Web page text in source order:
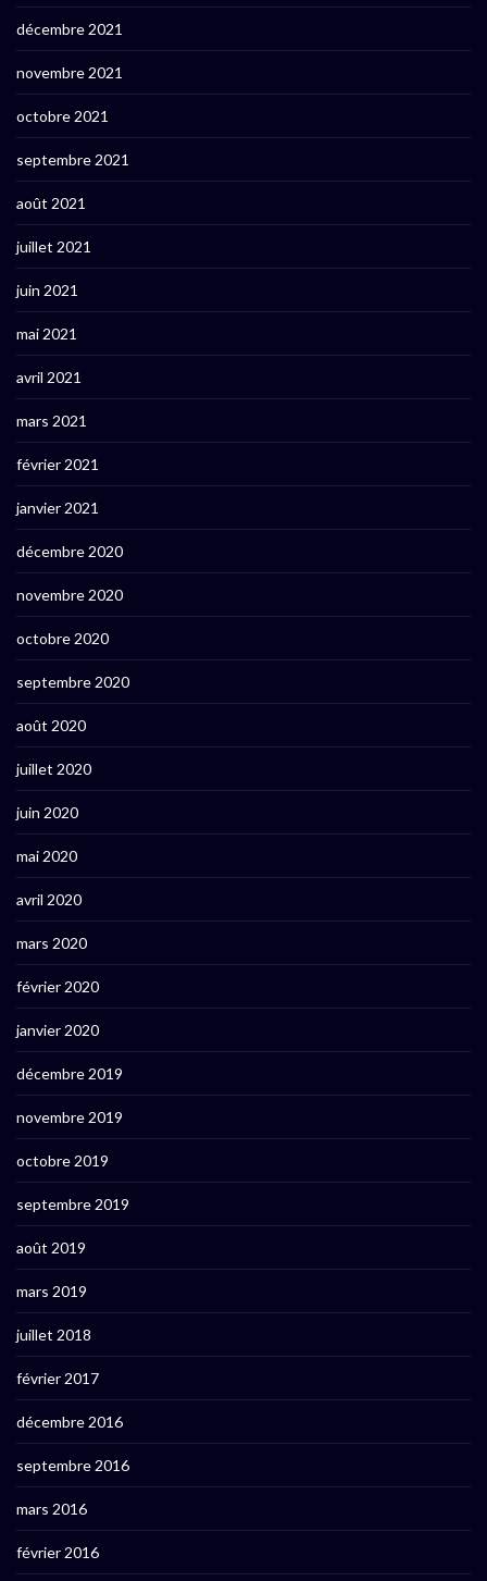
décembre 2021
novembre 2021
octobre 2021
septembre 2021
août 2021
juillet 2021
juin 2021
mai 2021
avril 2021
mars 2021
février 2021
janvier 2021
décembre 2020
novembre 2020
octobre 2020
septembre 2020
août 2020
juillet 2020
juin 2020
mai 2020
avril 2020
mars 2020
février 2020
janvier 2020
décembre 2019
novembre 2019
octobre 2019
septembre 2019
août 2019
mars 2019
juillet 2018
février 2017
décembre 2016
septembre 2016
mars 2016
février 2016